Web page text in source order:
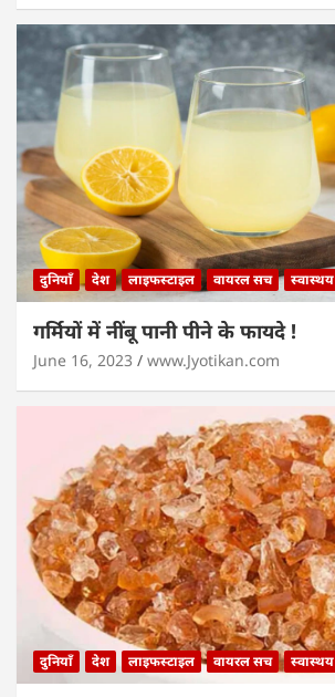
दुनियाँ देश लाइफस्टाइल वायरल सच स्वास्थय
गर्मियों में नींबू पानी पीने के फायदे !
June 16, 2023 www.Jyotikan.com
दुनियाँ देश लाइफस्टाइल वायरल सच स्वास्थय